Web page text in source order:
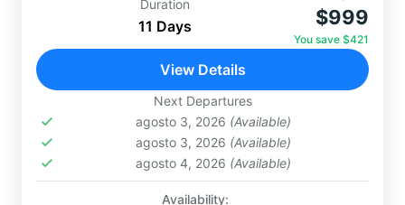
Machupicchu, la Montaña de 7 Colores, el Lago
Titicaca y portales místicos como Amaru Muru.
Conéctate con la...
MACHUPICCHU,Ollantaytambo
MÍSTICO
Duration
11 Days $999
You save $421
View Details
Next Departures
agosto 3, 2026 (Available)
agosto 3, 2026 (Available)
agosto 4, 2026 (Available)
Availability: